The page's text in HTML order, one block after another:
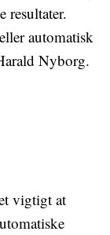
resultater.
automatisk
Nyborg.
vigtigt at